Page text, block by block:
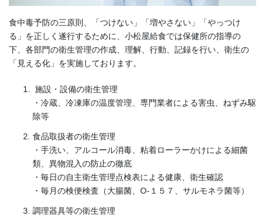
食中毒予防の三原則、「つけない」「増やさない」「やっつけ
る」を正しく遂行するために、小松屋給食では保健所の指導の
下、各部門の衛生管理の作成、理解、行動、記録を行い、衛生の
「見える化」を実施しております。
施設・設備の衛生管理
・冷蔵、冷凍庫の温度管理、専門業者による害虫、ねずみ駆
除等
食品取扱者の衛生管理
・手洗い、アルコール消毒、粘着ローラーかけによる細菌
類、異物混入の防止の徹底
・毎日の自主衛生管理点検表による健康、衛生確認
・毎月の検便検査（大腸菌、O-１５７、サルモネラ菌等）
調理器具等の衛生管理